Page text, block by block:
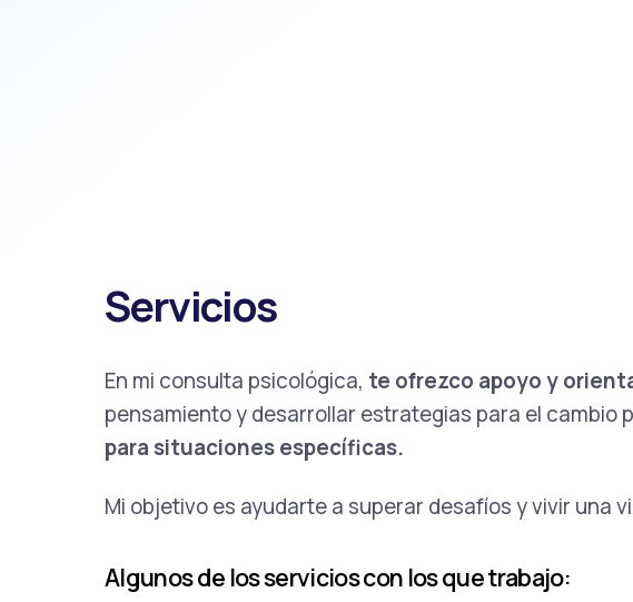
Servicios
En mi consulta psicológica, te ofrezco apoyo y
pensamiento y desarrollar estrategias para el cambio
para situaciones específicas.
Mi objetivo es ayudarte a superar desafíos y vivir una
Algunos de los servicios con los que trabajo: